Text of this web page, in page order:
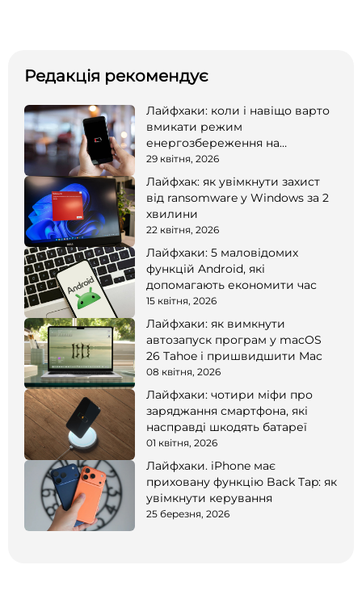
Редакція рекомендує
Лайфхаки: коли і навіщо варто
вмикати режим
енергозбереження на
смартфоні
29 квітня, 2026
Лайфхак: як увімкнути захист
від ransomware у Windows за 2
хвилини
22 квітня, 2026
Лайфхаки: 5 маловідомих
функцій Android, які
допомагають економити час
15 квітня, 2026
Лайфхаки: як вимкнути
автозапуск програм у macOS
26 Tahoe і пришвидшити Mac
08 квітня, 2026
Лайфхаки: чотири міфи про
заряджання смартфона, які
насправді шкодять батареї
01 квітня, 2026
Лайфхаки. iPhone має
приховану функцію Back Tap: як
увімкнути керування
25 березня, 2026